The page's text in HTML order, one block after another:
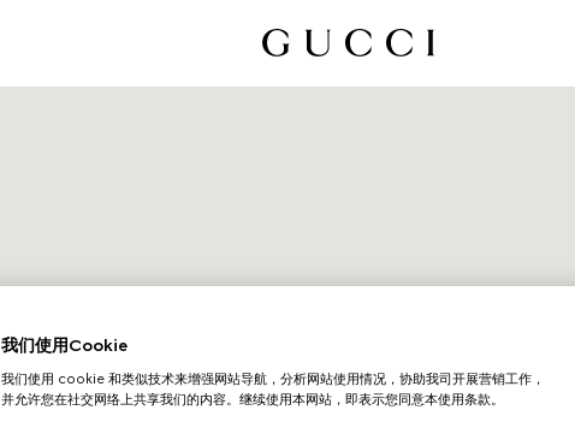
我们使用Cookie
我们使用 cookie 和类似技术来增强网站导航，分析网站使用情况，协助我司开展营销工作，
并允许您在社交网络上共享我们的内容。继续使用本网站，即表示您同意本使用条款。